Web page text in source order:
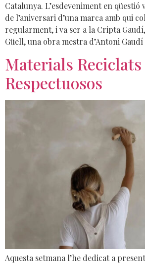
Catalunya. L’esdeveniment en qüestió
de l’aniversari d’una marca amb qui
regularment, i va ser a la Cripta
Güell, una obra mestra d’Antoni
Materials
Respectuosos
Aquesta setmana l’he dedicat a